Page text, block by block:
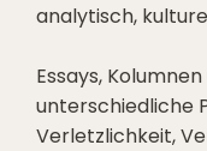
analytisch,
Essays,
unterschiedliche
Verletzlichkeit,